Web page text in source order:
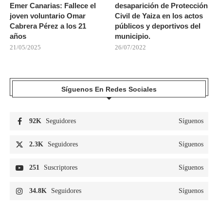
Emer Canarias: Fallece el
joven voluntario Omar
Cabrera Pérez a los 21
años
21/05/2025
desaparición de Protección
Civil de Yaiza en los actos
públicos y deportivos del
municipio.
26/07/2022
Síguenos En Redes Sociales
92K Seguidores Síguenos
2.3K Seguidores Síguenos
251 Suscriptores Síguenos
34.8K Seguidores Síguenos